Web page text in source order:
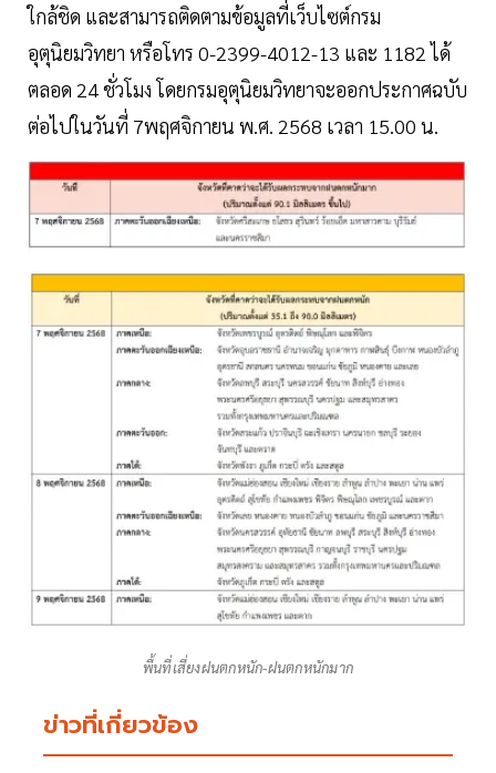
ใกล้ชิด และสามารถติดตามข้อมูลที่เว็บไซต์กรม
อุตุนิยมวิทยา หรือโทร 0-2399-4012-13 และ 1182 ได้
ตลอด 24 ชั่วโมง โดยกรมอุตุนิยมวิทยาจะออกประกาศฉบับ
ต่อไปในวันที่ 7พฤศจิกายน พ.ศ. 2568 เวลา 15.00 น.
พื้นที่เสี่ยงฝนตกหนัก-ฝนตกหนักมาก
ข่าวที่เกี่ยวข้อง